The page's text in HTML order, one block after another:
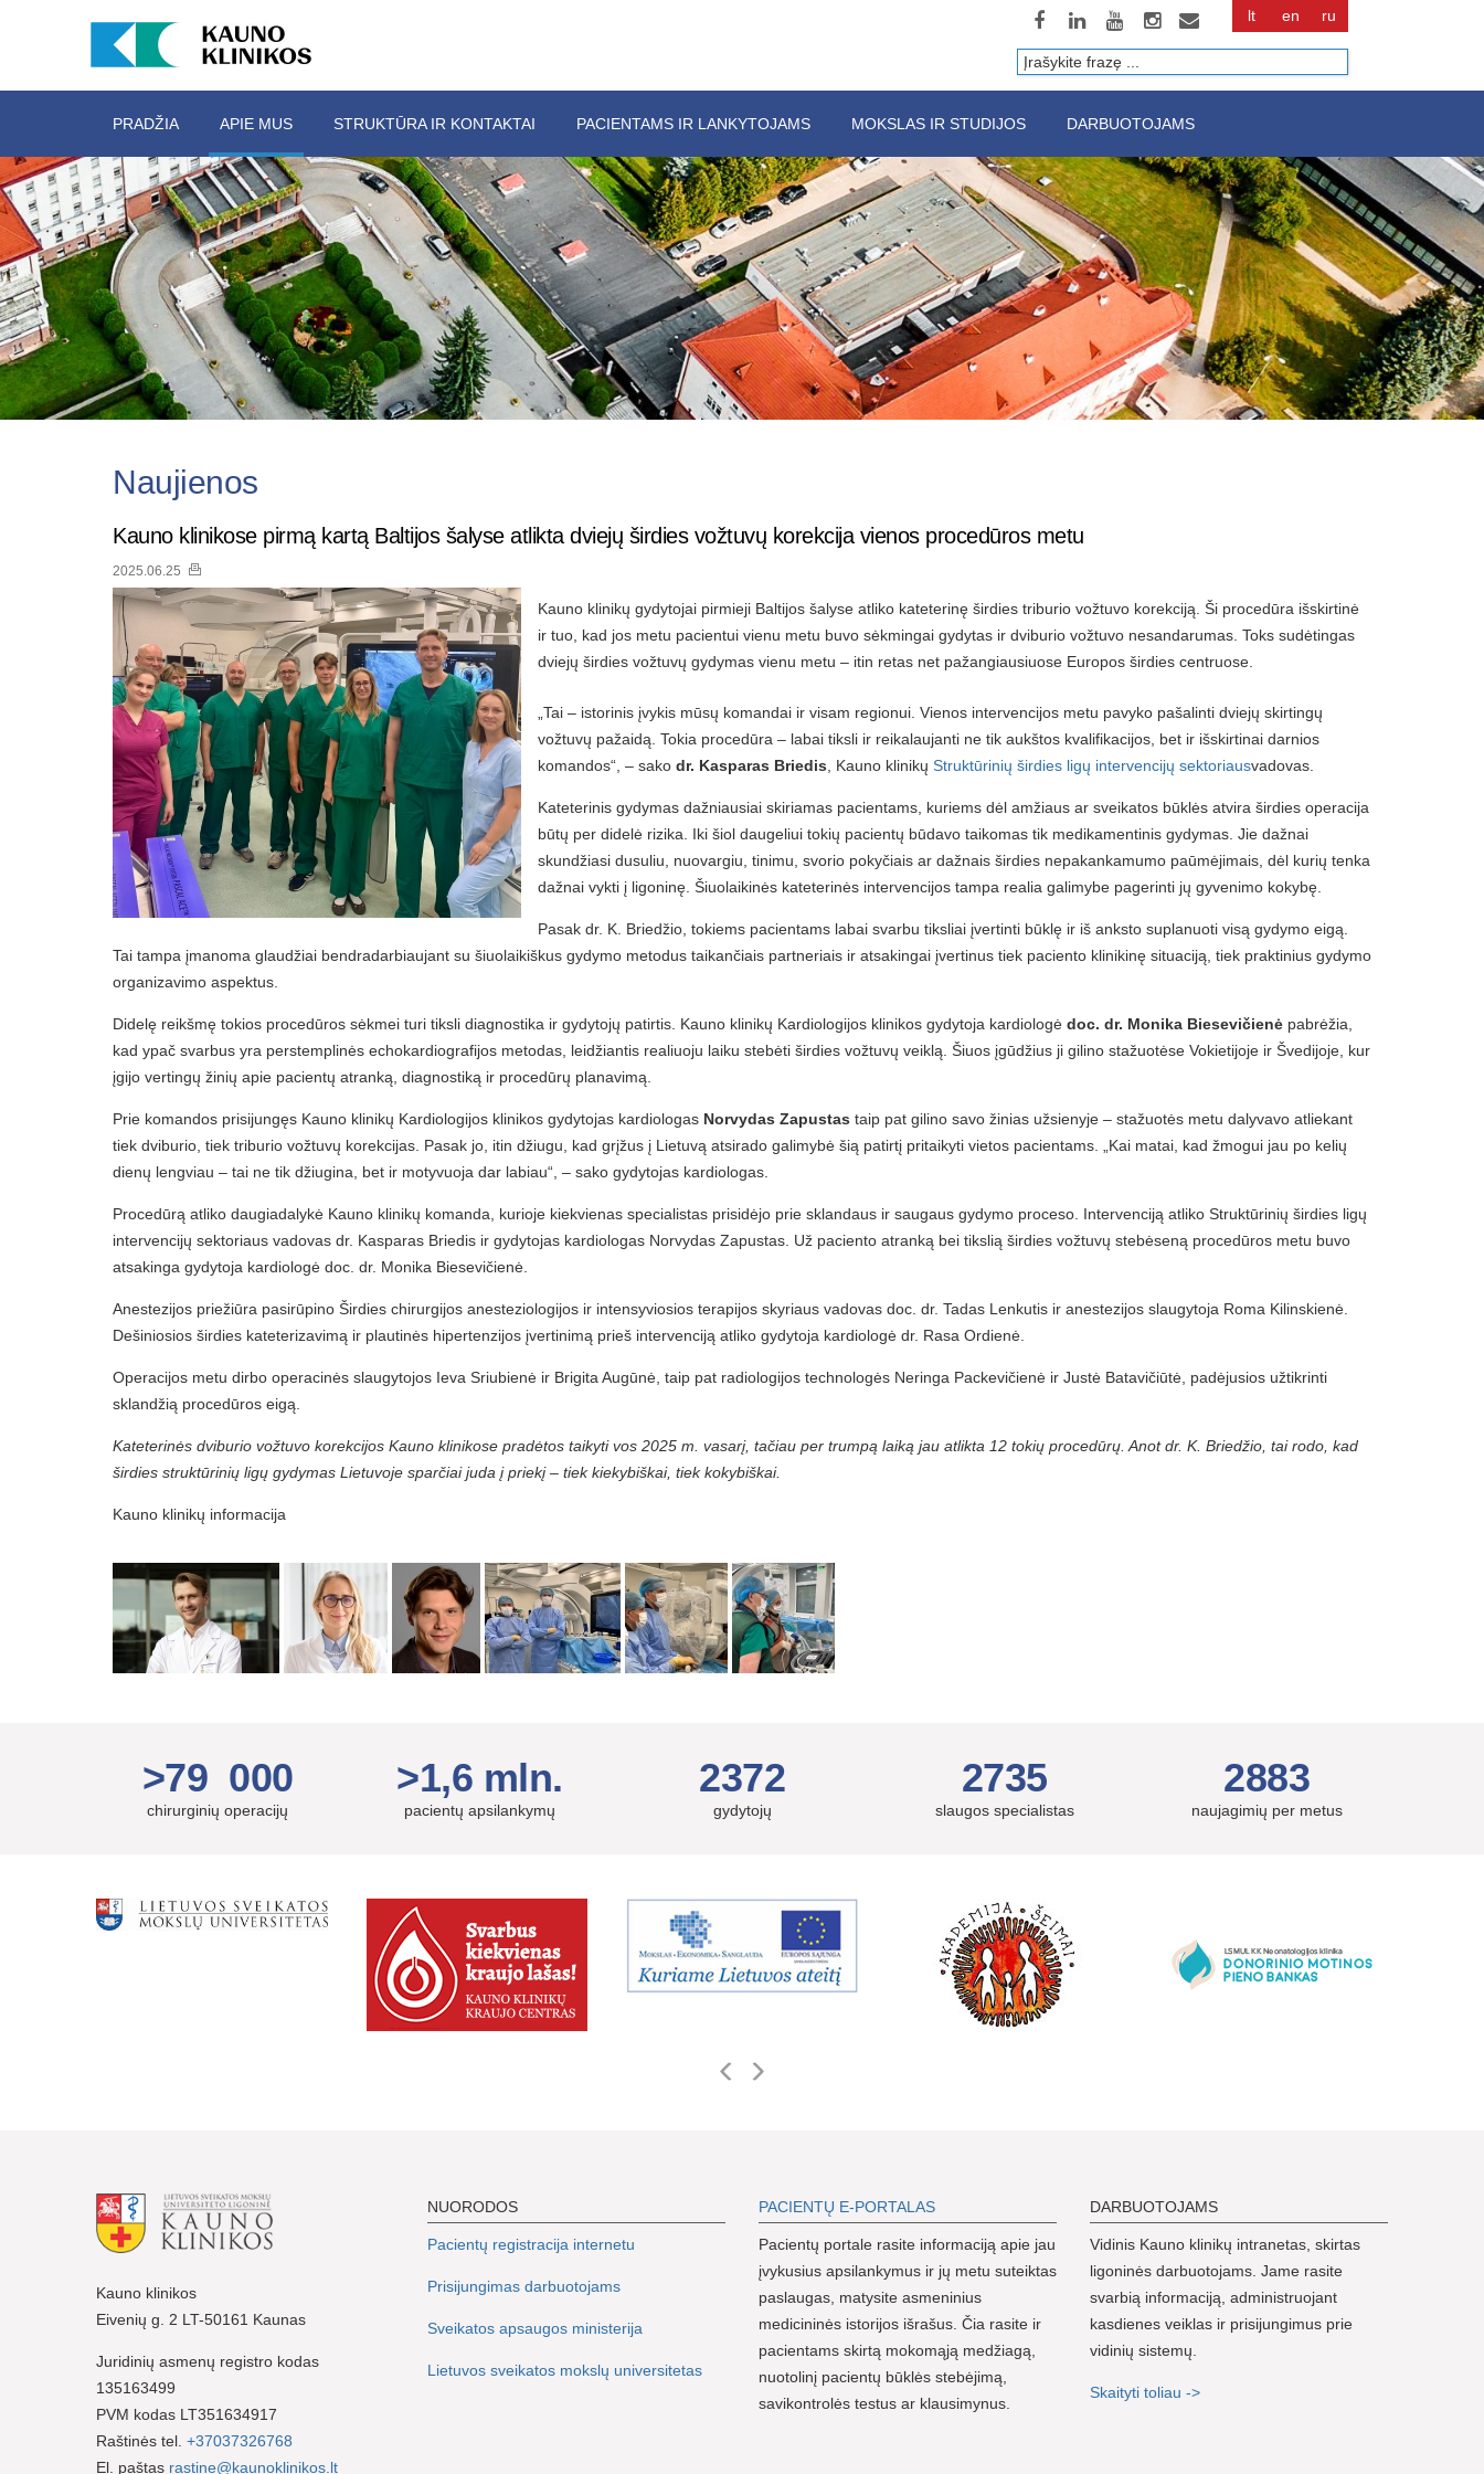
lt en ru
Paieška
PRADŽIA APIE MUS STRUKTŪRA IR KONTAKTAI PACIENTAMS IR LANKYTOJAMS MOKSLAS IR STUDIJOS DARBUOTOJAMS
Naujienos
Kauno klinikose pirmą kartą Baltijos šalyse atlikta dviejų širdies vožtuvų korekcija vienos procedūros metu
2025.06.25
Kauno klinikų gydytojai pirmieji Baltijos šalyse atliko kateterinę širdies triburio vožtuvo korekciją. Ši procedūra išskirtinė
ir tuo, kad jos metu pacientui vienu metu buvo sėkmingai gydytas ir dviburio vožtuvo nesandarumas. Toks sudėtingas
dviejų širdies vožtuvų gydymas vienu metu – itin retas net pažangiausiuose Europos širdies centruose.
„Tai – istorinis įvykis mūsų komandai ir visam regionui. Vienos intervencijos metu pavyko pašalinti dviejų skirtingų
vožtuvų pažaidą. Tokia procedūra – labai tiksli ir reikalaujanti ne tik aukštos kvalifikacijos, bet ir išskirtinai darnios
komandos“, – sako dr. Kasparas Briedis , Kauno klinikų Struktūrinių širdies ligų intervencijų sektoriausvadovas.
Kateterinis gydymas dažniausiai skiriamas pacientams, kuriems dėl amžiaus ar sveikatos būklės atvira širdies operacija
būtų per didelė rizika. Iki šiol daugeliui tokių pacientų būdavo taikomas tik medikamentinis gydymas. Jie dažnai
skundžiasi dusuliu, nuovargiu, tinimu, svorio pokyčiais ar dažnais širdies nepakankamumo paūmėjimais, dėl kurių tenka
dažnai vykti į ligoninę. Šiuolaikinės kateterinės intervencijos tampa realia galimybe pagerinti jų gyvenimo kokybę.
Pasak dr. K. Briedžio, tokiems pacientams labai svarbu tiksliai įvertinti būklę ir iš anksto suplanuoti visą gydymo eigą.
Tai tampa įmanoma glaudžiai bendradarbiaujant su šiuolaikiškus gydymo metodus taikančiais partneriais ir atsakingai įvertinus tiek paciento klinikinę situaciją, tiek praktinius gydymo
organizavimo aspektus.
Didelę reikšmę tokios procedūros sėkmei turi tiksli diagnostika ir gydytojų patirtis. Kauno klinikų Kardiologijos klinikos gydytoja kardiologė doc. dr. Monika Biesevičienė pabrėžia,
kad ypač svarbus yra perstemplinės echokardiografijos metodas, leidžiantis realiuoju laiku stebėti širdies vožtuvų veiklą. Šiuos įgūdžius ji gilino stažuotėse Vokietijoje ir Švedijoje, kur
įgijo vertingų žinių apie pacientų atranką, diagnostiką ir procedūrų planavimą.
Prie komandos prisijungęs Kauno klinikų Kardiologijos klinikos gydytojas kardiologas Norvydas Zapustas taip pat gilino savo žinias užsienyje – stažuotės metu dalyvavo atliekant
tiek dviburio, tiek triburio vožtuvų korekcijas. Pasak jo, itin džiugu, kad grįžus į Lietuvą atsirado galimybė šią patirtį pritaikyti vietos pacientams. „Kai matai, kad žmogui jau po kelių
dienų lengviau – tai ne tik džiugina, bet ir motyvuoja dar labiau“, – sako gydytojas kardiologas.
Procedūrą atliko daugiadalykė Kauno klinikų komanda, kurioje kiekvienas specialistas prisidėjo prie sklandaus ir saugaus gydymo proceso. Intervenciją atliko Struktūrinių širdies ligų
intervencijų sektoriaus vadovas dr. Kasparas Briedis ir gydytojas kardiologas Norvydas Zapustas. Už paciento atranką bei tikslią širdies vožtuvų stebėseną procedūros metu buvo
atsakinga gydytoja kardiologė doc. dr. Monika Biesevičienė.
Anestezijos priežiūra pasirūpino Širdies chirurgijos anesteziologijos ir intensyviosios terapijos skyriaus vadovas doc. dr. Tadas Lenkutis ir anestezijos slaugytoja Roma Kilinskienė.
Dešiniosios širdies kateterizavimą ir plautinės hipertenzijos įvertinimą prieš intervenciją atliko gydytoja kardiologė dr. Rasa Ordienė.
Operacijos metu dirbo operacinės slaugytojos Ieva Sriubienė ir Brigita Augūnė, taip pat radiologijos technologės Neringa Packevičienė ir Justė Batavičiūtė, padėjusios užtikrinti
sklandžią procedūros eigą.
Kateterinės dviburio vožtuvo korekcijos Kauno klinikose pradėtos taikyti vos 2025 m. vasarį, tačiau per trumpą laiką jau atlikta 12 tokių procedūrų. Anot dr. K. Briedžio, tai rodo, kad
širdies struktūrinių ligų gydymas Lietuvoje sparčiai juda į priekį – tiek kiekybiškai, tiek kokybiškai.
Kauno klinikų informacija
>79 000
chirurginių operacijų
>1,6 mln.
pacientų apsilankymų
2372
gydytojų
2735
slaugos specialistas
2883
naujagimių per metus
Kauno klinikos
Eivenių g. 2 LT-50161 Kaunas
Juridinių asmenų registro kodas
135163499
PVM kodas LT351634917
Raštinės tel. +37037326768
El. paštas rastine@kaunoklinikos.lt
NUORODOS
Pacientų registracija internetu
Prisijungimas darbuotojams
Sveikatos apsaugos ministerija
Lietuvos sveikatos mokslų universitetas
PACIENTŲ E-PORTALAS
Pacientų portale rasite informaciją apie jau
įvykusius apsilankymus ir jų metu suteiktas
paslaugas, matysite asmeninius
medicininės istorijos išrašus. Čia rasite ir
pacientams skirtą mokomąją medžiagą,
nuotolinį pacientų būklės stebėjimą,
savikontrolės testus ar klausimynus.
DARBUOTOJAMS
Vidinis Kauno klinikų intranetas, skirtas
ligoninės darbuotojams. Jame rasite
svarbią informaciją, administruojant
kasdienes veiklas ir prisijungimus prie
vidinių sistemų.
Skaityti toliau ->